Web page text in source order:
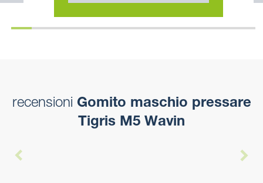
recensioni Gomito maschio pressare
Tigris M5 Wavin